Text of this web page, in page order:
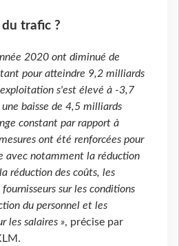
trafic ?
2020 ont diminué de
pour atteindre 9,2 milliards
s'est élevé à -3,7
baisse de 4,5 milliards
constant par rapport à
ont été renforcées pour
avec notamment la réduction
réduction des coûts, les
sur les conditions
du personnel et les
les salaires », précise par